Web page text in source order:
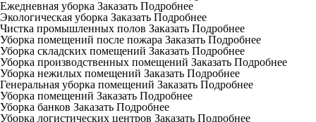
Ежедневная уборка Заказать Подробнее
Экологическая уборка Заказать Подробнее
Чистка промышленных полов Заказать Подробнее
Уборка помещений после пожара Заказать Подробнее
Уборка складских помещений Заказать Подробнее
Уборка производственных помещений Заказать Подробнее
Уборка нежилых помещений Заказать Подробнее
Генеральная уборка помещений Заказать Подробнее
Уборка помещений Заказать Подробнее
Уборка банков Заказать Подробнее
Уборка логистических центров Заказать Подробнее